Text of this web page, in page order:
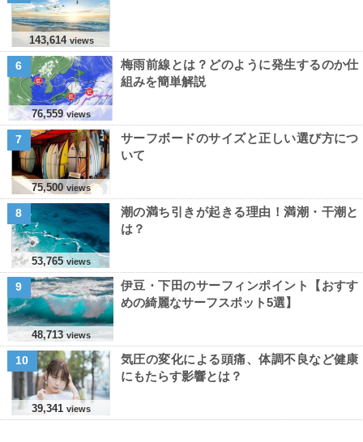
143,614 views
6
76,559 views
梅雨前線とは？どのように発生するのか仕
組みを簡単解説
7
75,500 views
サーフボードのサイズと正しい選び方につ
いて
8
53,765 views
潮の満ち引きが起きる理由！満潮・干潮と
は？
9
48,713 views
伊豆・下田のサーフィンポイント【おすす
めの綺麗なサーフスポット5選】
10
39,341 views
気圧の変化による頭痛、体調不良など健康
にもたらす影響とは？